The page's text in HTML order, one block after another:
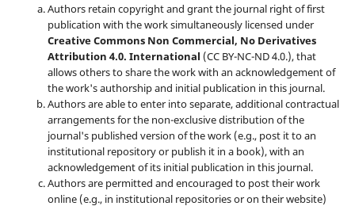
Authors retain copyright and grant the journal right of first
publication with the work simultaneously licensed under
Creative Commons Non Commercial, No Derivatives
Attribution 4.0. International (CC BY-NC-ND 4.0.), that
allows others to share the work with an acknowledgement of
the work's authorship and initial publication in this journal.
Authors are able to enter into separate, additional contractual
arrangements for the non-exclusive distribution of the
journal's published version of the work (e.g., post it to an
institutional repository or publish it in a book), with an
acknowledgement of its initial publication in this journal.
Authors are permitted and encouraged to post their work
online (e.g., in institutional repositories or on their website)